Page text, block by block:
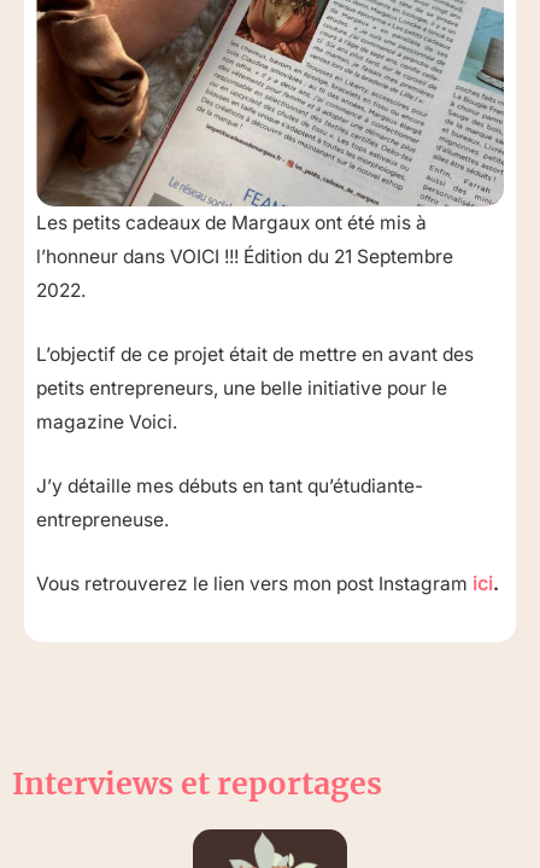
Les petits cadeaux de Margaux ont été mis à
l’honneur dans VOICI !!! Édition du 21 Septembre
2022.
L’objectif de ce projet était de mettre en avant des
petits entrepreneurs, une belle initiative pour le
magazine Voici.
J’y détaille mes débuts en tant qu’étudiante-
entrepreneuse.
Vous retrouverez le lien vers mon post Instagram ici.
Interviews et reportages